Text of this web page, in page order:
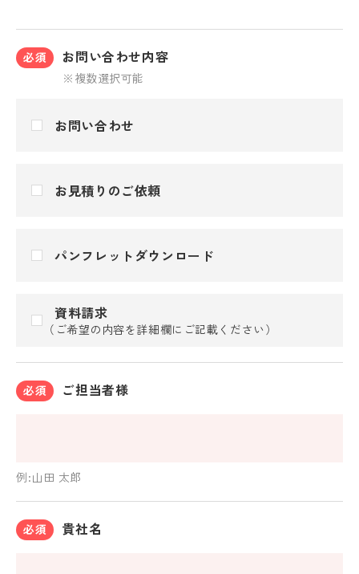
必須 お問い合わせ内容
※複数選択可能
お問い合わせ
お見積りのご依頼
パンフレットダウンロード
資料請求
（ご希望の内容を詳細欄にご記載ください）
必須 ご担当者様
例:山田 太郎
必須 貴社名